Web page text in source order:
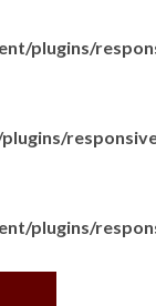
plugins/
plugins/